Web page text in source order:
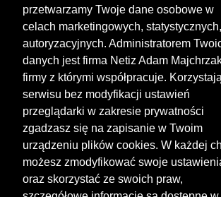
przetwarzamy Twoje dane osobowe w
celach marketingowych, statystycznych,
autoryzacyjnych. Administratorem
danych jest firma Netiz Adam
firmy z którymi współpracuje.
serwisu bez modyfikacji ustawień
przeglądarki w zakresie prywatności
zgadzasz się na zapisanie w Twoim
urządzeniu plików cookies. W każdej
możesz zmodyfikować swoje
oraz skorzystać ze swoich praw,
FOLLOW US
© 2026 by MotoWhizzer.com
All rights reserved.